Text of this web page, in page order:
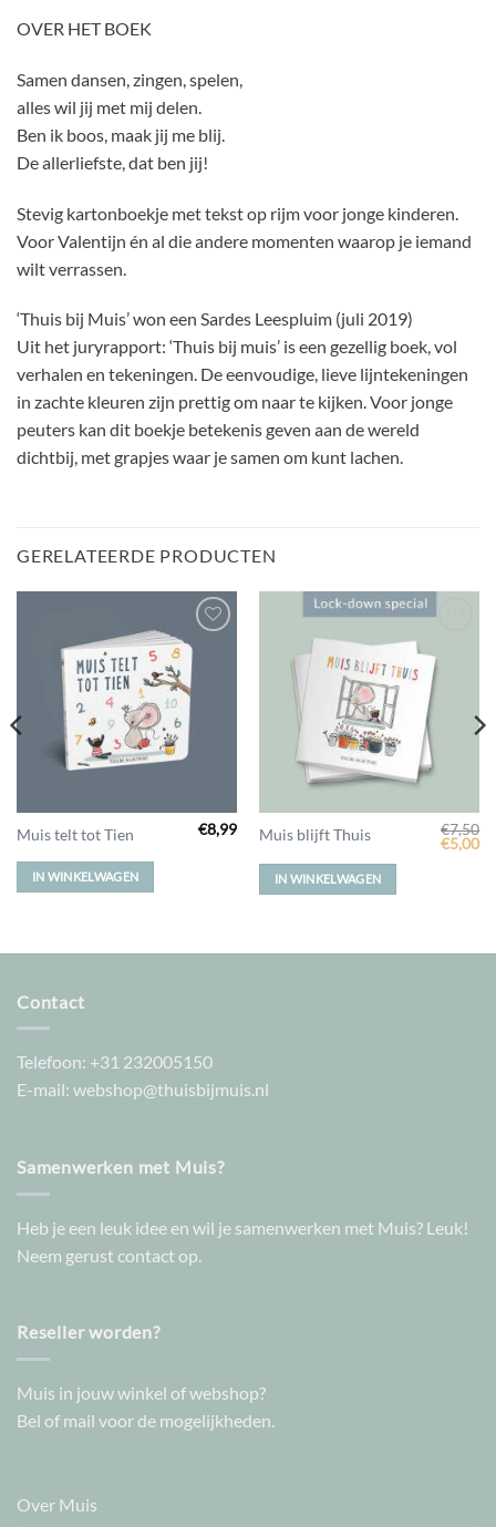
OVER HET BOEK
Samen dansen, zingen, spelen,
alles wil jij met mij delen.
Ben ik boos, maak jij me blij.
De allerliefste, dat ben jij!
Stevig kartonboekje met tekst op rijm voor jonge kinderen.
Voor Valentijn én al die andere momenten waarop je iemand
wilt verrassen.
‘Thuis bij Muis’ won een Sardes Leespluim (juli 2019)
Uit het juryrapport: ‘Thuis bij muis’ is een gezellig boek, vol
verhalen en tekeningen. De eenvoudige, lieve lijntekeningen
in zachte kleuren zijn prettig om naar te kijken. Voor jonge
peuters kan dit boekje betekenis geven aan de wereld
dichtbij, met grapjes waar je samen om kunt lachen.
GERELATEERDE PRODUCTEN
Toevoegen
aan
verlanglijst
Muis telt tot Tien €8,99
IN WINKELWAGEN
Toevoegen
aan
verlanglijst
Muis blijft Thuis €7,50
prijs
€5,00
IN WINKELWAGEN
Contact
Telefoon: +31 232005150
E-mail: webshop@thuisbijmuis.nl
Samenwerken met Muis?
Heb je een leuk idee en wil je samenwerken met Muis? Leuk!
Neem gerust contact op.
Reseller worden?
Muis in jouw winkel of webshop?
Bel of mail voor de mogelijkheden.
Over Muis